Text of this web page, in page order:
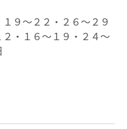
９～２２・２６～２９
・１６～１９・２４～